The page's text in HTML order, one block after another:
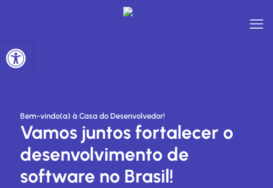
Abrir a barra de ferramentas
Bem-vindo(a) à Casa do Desenvolvedor!
Vamos juntos fortalecer o
desenvolvimento de
software no Brasil!